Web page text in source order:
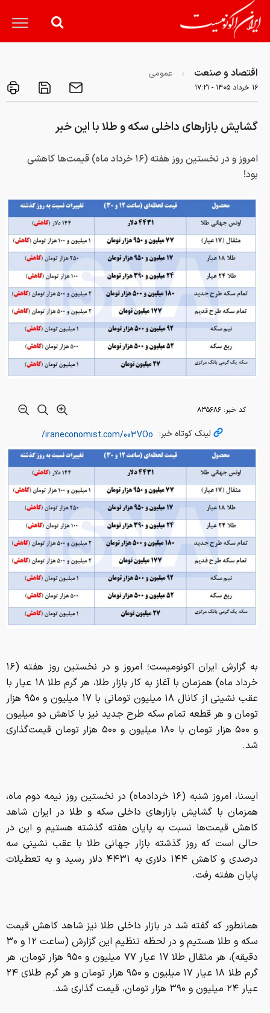
اقتصاد و صنعت عمومی
۱۶ خرداد ۱۴۰۵ - ۱۷:۲۱
گشایش بازارهای داخلی سکه و طلا با این خبر
امروز و در نخستین روز هفته (۱۶ خرداد ماه) قیمت‌ها کاهشی
بود!
کد خبر: ۸۳۵۶۸۶
لینک کوتاه خبر:
به گزارش ایران اکونومیست؛ امروز و در نخستین روز هفته (۱۶
خرداد ماه) همزمان با آغاز به کار بازار طلا، هر گرم طلا ۱۸ عیار با
عقب نشینی از کانال ۱۸ میلیون تومانی با ۱۷ میلیون و ۹۵۰ هزار
تومان و هر قطعه تمام سکه طرح جدید نیز با کاهش دو میلیون
و ۵۰۰ هزار تومان با ۱۸۰ میلیون و ۵۰۰ هزار تومان قیمت‌گذاری
شد.
ایسنا، امروز شنبه (۱۶ خردادماه) در نخستین روز نیمه دوم ماه،
‌همزمان با گشایش بازارهای داخلی سکه و طلا در ایران شاهد
کاهش قیمت‌ها نسبت به پایان هفته گذشته هستیم و این در
حالی است که روز گذشته بازار جهانی طلا با عقب نشینی سه
درصدی و کاهش ۱۴۴ دلاری به ۴۴۳۱ دلار رسید و به تعطیلات
پایان هفته رفت.
همانطور که گفته شد در بازار داخلی طلا نیز شاهد کاهش قیمت
سکه و طلا هستیم و در لحظه تنظیم این گزارش (ساعت ۱۲ و ۳۰
دقیقه)، هر مثقال طلا ۱۷ عیار ۷۷ میلیون و ۹۵۰ هزار تومان، هر
گرم طلا ۱۸ عیار ۱۷ میلیون و ۹۵۰ هزار تومان و هر گرم طلای ۲۴
عیار ۲۴ میلیون و ۳۹۰ هزار تومان، قیمت گذاری شد.